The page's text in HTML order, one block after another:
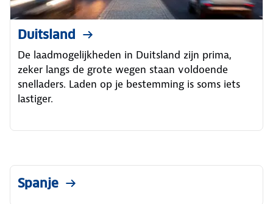
Duitsland
De laadmogelijkheden in Duitsland zijn prima,
zeker langs de grote wegen staan voldoende
snelladers. Laden op je bestemming is soms iets
lastiger.
Spanje